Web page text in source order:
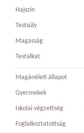
Hajszín
Testsúly
Magasság
Testalkat
Magánéleti állapot
Gyermekek
Iskolai végzettség
Foglalkoztatottság